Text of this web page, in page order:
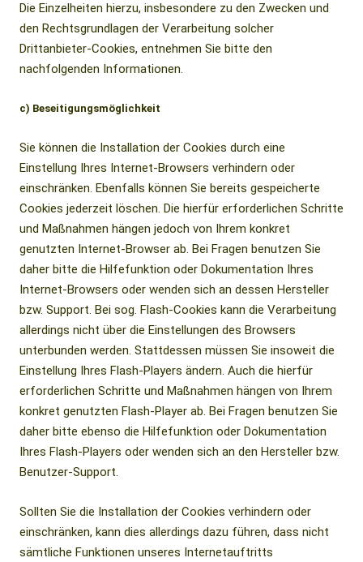
Die Einzelheiten hierzu, insbesondere zu den Zwecken und
den Rechtsgrundlagen der Verarbeitung solcher
Drittanbieter-Cookies, entnehmen Sie bitte den
nachfolgenden Informationen.
c) Beseitigungsmöglichkeit
Sie können die Installation der Cookies durch eine
Einstellung Ihres Internet-Browsers verhindern oder
einschränken. Ebenfalls können Sie bereits gespeicherte
Cookies jederzeit löschen. Die hierfür erforderlichen Schritte
und Maßnahmen hängen jedoch von Ihrem konkret
genutzten Internet-Browser ab. Bei Fragen benutzen Sie
daher bitte die Hilfefunktion oder Dokumentation Ihres
Internet-Browsers oder wenden sich an dessen Hersteller
bzw. Support. Bei sog. Flash-Cookies kann die Verarbeitung
allerdings nicht über die Einstellungen des Browsers
unterbunden werden. Stattdessen müssen Sie insoweit die
Einstellung Ihres Flash-Players ändern. Auch die hierfür
erforderlichen Schritte und Maßnahmen hängen von Ihrem
konkret genutzten Flash-Player ab. Bei Fragen benutzen Sie
daher bitte ebenso die Hilfefunktion oder Dokumentation
Ihres Flash-Players oder wenden sich an den Hersteller bzw.
Benutzer-Support.
Sollten Sie die Installation der Cookies verhindern oder
einschränken, kann dies allerdings dazu führen, dass nicht
sämtliche Funktionen unseres Internetauftritts